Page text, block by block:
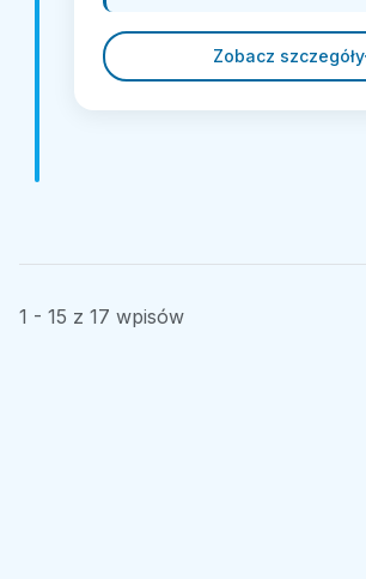
Zobacz szczegóły
1 - 15 z 17 wpisów